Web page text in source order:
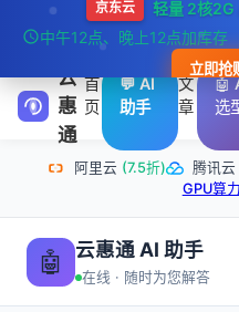
最新活动：新用户专享！云服
京东云 轻量 2核2G
中午12点、晚上12点加库存
立即抢
云
惠
通
首
页
💬 AI
助手
文
章
🤖
选
阿里云 (7.5折) 腾讯云
GPU算
🤖 云惠通 AI 助手
在线 · 随时为您解答